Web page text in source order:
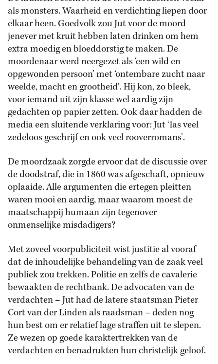
als monsters. Waarheid en verdichting liepen door
elkaar heen. Goedvolk zou Jut voor de moord
jenever met kruit hebben laten drinken om hem
extra moedig en bloeddorstig te maken. De
moordenaar werd neergezet als ‘een wild en
opgewonden persoon’ met ‘ontembare zucht naar
weelde, macht en grootheid’. Hij kon, zo bleek,
voor iemand uit zijn klasse wel aardig zijn
gedachten op papier zetten. Ook daar hadden de
media een sluitende verklaring voor: Jut ‘las veel
zedeloos geschrijf en ook veel rooverromans’.
De moordzaak zorgde ervoor dat de discussie over
de doodstraf, die in 1860 was afgeschaft, opnieuw
oplaaide. Alle argumenten die ertegen pleitten
waren mooi en aardig, maar waarom moest de
maatschappij humaan zijn tegenover
onmenselijke misdadigers?
Met zoveel voorpubliciteit wist justitie al vooraf
dat de inhoudelijke behandeling van de zaak veel
publiek zou trekken. Politie en zelfs de cavalerie
bewaakten de rechtbank. De advocaten van de
verdachten – Jut had de latere staatsman Pieter
Cort van der Linden als raadsman – deden nog
hun best om er relatief lage straffen uit te slepen.
Ze wezen op goede karaktertrekken van de
verdachten en benadrukten hun christelijk geloof.